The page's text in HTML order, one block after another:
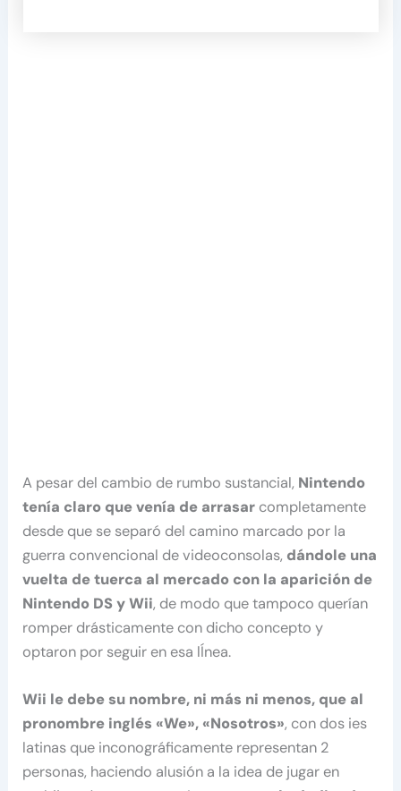
A pesar del cambio de rumbo sustancial, Nintendo
tenía claro que venía de arrasar completamente
desde que se separó del camino marcado por la
guerra convencional de videoconsolas, dándole una
vuelta de tuerca al mercado con la aparición de
Nintendo DS y Wii, de modo que tampoco querían
romper drásticamente con dicho concepto y
optaron por seguir en esa lÍnea.
Wii le debe su nombre, ni más ni menos, que al
pronombre inglés «We», «Nosotros», con dos ies
latinas que inconográficamente representan 2
personas, haciendo alusión a la idea de jugar en